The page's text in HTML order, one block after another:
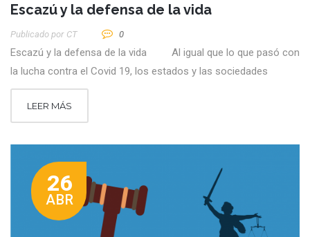
Escazú y la defensa de la vida
Publicado por CT 0
Escazú y la defensa de la vida Al igual que lo que pasó con
la lucha contra el Covid 19, los estados y las sociedades
LEER MÁS
26
ABR